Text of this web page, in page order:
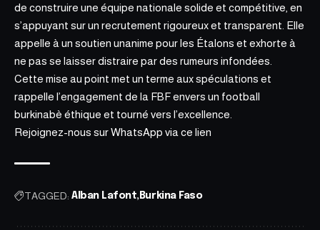
de construire une équipe nationale solide et compétitive, en
s’appuyant sur un recrutement rigoureux et transparent. Elle
appelle à un soutien unanime pour les Étalons et exhorte à
ne pas se laisser distraire par des rumeurs infondées.
Cette mise au point met un terme aux spéculations et
rappelle l’engagement de la FBF envers un football
burkinabè éthique et tourné vers l’excellence.
Rejoignez-nous sur WhatsApp via ce lien
TAGGED: Alban Lafont Burkina Faso